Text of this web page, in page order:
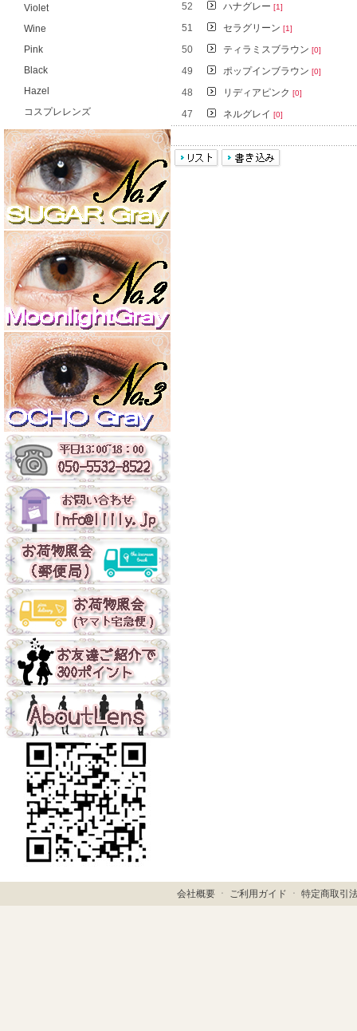
Violet
Wine
Pink
Black
Hazel
コスプレレンズ
52 ハナグレー [1]
51 セラグリーン [1]
50 ティラミスブラウン [0]
49 ポップインブラウン [0]
48 リディアピンク [0]
47 ネルグレイ [0]
会社概要ㆍ ご利用ガイド ㆍ 特定商取引